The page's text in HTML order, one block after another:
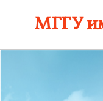
МГГУ